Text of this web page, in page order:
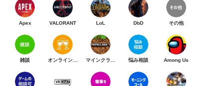
Apex VALORANT LoL DbD その他
雑談 悩み相談 Among Us